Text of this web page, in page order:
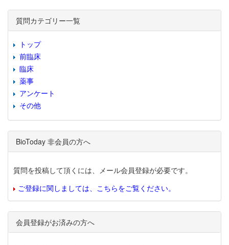
質問カテゴリー一覧
トップ
前臨床
臨床
薬事
アンケート
その他
BioToday 非会員の方へ
質問を投稿して頂くには、メール会員登録が必要です。
ご登録に関しましては、こちらをご覧ください。
会員登録がお済みの方へ